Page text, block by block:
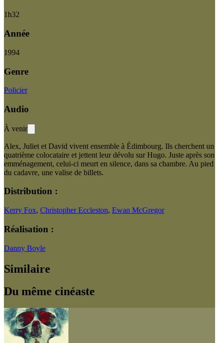
1h32
Année
1994
Genre
Policier
Audio
À venir
Alex, Juliet et David vivent ensemble à Édimbourg. Ils cherchent un
quatrième colocataire et jettent leur dévolu sur Hugo. Juste après son
emménagement, celui-ci meurt en silence, dans sa chambre. Au pied
du cadavre, une valise de billets.
Distribution :
Kerry Fox, Christopher Eccleston, Ewan McGregor
Réalisation :
Danny Boyle
Similaire
Du même cinéaste